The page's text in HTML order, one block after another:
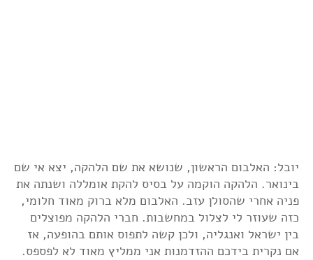
יובל: האלבום הראשון, שנושא את שם הלהקה, יצא אי שם
בינואר. הלהקה הוקמה על בסיס להקת אומללה ושנתה את
פניה אחרי שהסולן עזב. האלבום מלא ברוק מאוד חלומי,
כזה שעוזר לי לצלול במחשבות. חברי הלהקה מפוצלים
בין ישראל ואנגליה, ולכן קשה לתפוס אותם בהופעה, אז
אם נקרית בידכם ההזדמנות אני ממליץ מאוד לא לפספס.